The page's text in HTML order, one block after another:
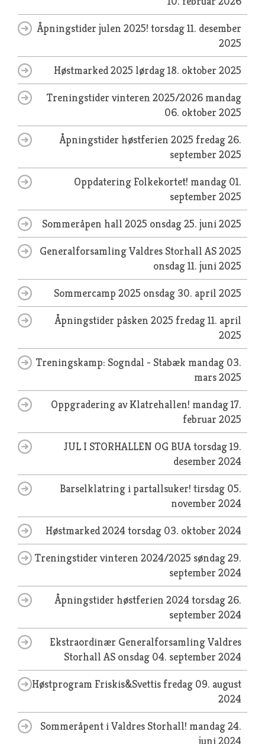
Åpningstider julen 2025! torsdag 11. desember
2025
Høstmarked 2025 lørdag 18. oktober 2025
Treningstider vinteren 2025/2026 mandag
06. oktober 2025
Åpningstider høstferien 2025 fredag 26.
september 2025
Oppdatering Folkekortet! mandag 01.
september 2025
Sommeråpen hall 2025 onsdag 25. juni 2025
Generalforsamling Valdres Storhall AS 2025
onsdag 11. juni 2025
Sommercamp 2025 onsdag 30. april 2025
Åpningstider påsken 2025 fredag 11. april
2025
Treningskamp: Sogndal - Stabæk mandag 03.
mars 2025
Oppgradering av Klatrehallen! mandag 17.
februar 2025
JUL I STORHALLEN OG BUAtorsdag 19.
desember 2024
Barselklatring i partallsuker! tirsdag 05.
november 2024
Høstmarked 2024 torsdag 03. oktober 2024
Treningstider vinteren 2024/2025 søndag 29.
september 2024
Åpningstider høstferien 2024 torsdag 26.
september 2024
Ekstraordinær Generalforsamling Valdres
Storhall AS onsdag 04. september 2024
Høstprogram Friskis&Svettisfredag 09. august
2024
Sommeråpent i Valdres Storhall! mandag 24.
juni 2024